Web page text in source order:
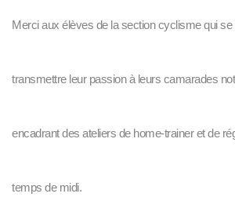
Merci aux élèves de la section cyclisme qui
transmettre leur passion à leurs camarades
encadrant des ateliers de home-trainer et de
temps de midi.